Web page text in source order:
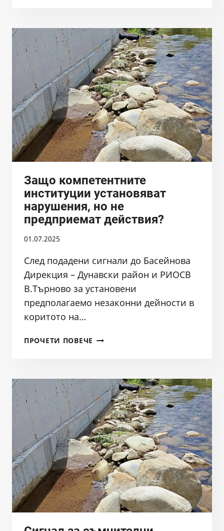
ПОРЕДЕН
ПЪТ
ПРЕСУШАВА
РЕКИТЕ
ТОПЛАТА
И
СТУДЕНАТА
Защо компетентните
институции установяват
нарушения, но не
предприемат действия?
01.07.2025
След подадени сигнали до Басейнова
Дирекция – Дунавски район и РИОСВ
В.Търново за установени
предполагаемо незаконни дейности в
коритото на…
ПРОЧЕТИ ПОВЕЧЕ ЗАЩО
НАРУШЕНИЯ,
НО
НЕ
ПРЕДПРИЕМАТ
ДЕЙСТВИЯ?